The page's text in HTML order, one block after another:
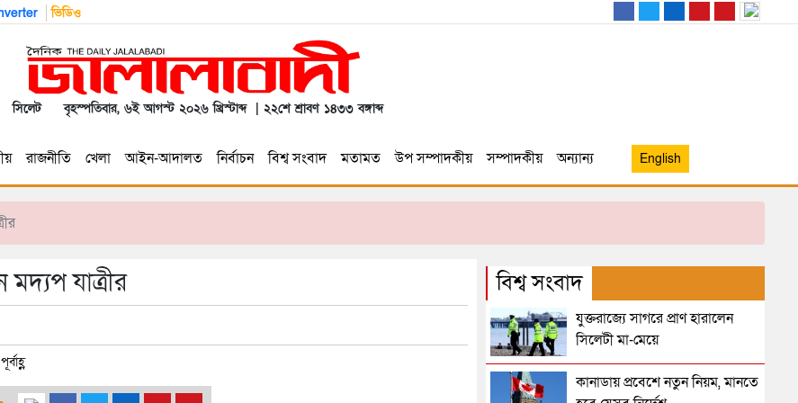
ভিডিও
সিলেট বৃহস্পতিবার, ৬ই আগস্ট ২০২৬ খ্রিস্টাব্দ | ২২শে শ্রাবণ ১৪৩৩ বঙ্গাব্দ
রাজনীতি খেলা আইন-আদালত নির্বাচন বিশ্ব সংবাদ মতামত উপ সম্পাদকীয় সম্পাদকীয় অন্যান্য English
যাত্রীর বিশ্ব সংবাদ
যুক্তরাজ্যে সাগরে প্রাণ হারালেন
সিলেটী মা-মেয়ে
কানাডায় প্রবেশে নতুন নিয়ম, মানতে